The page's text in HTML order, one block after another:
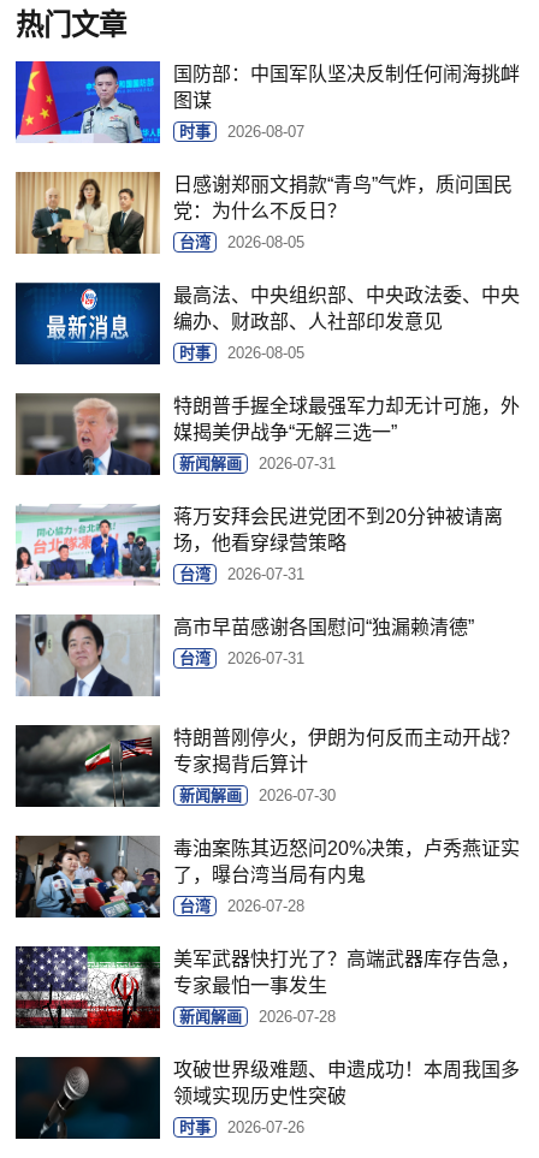
热门文章
国防部：中国军队坚决反制任何闹海挑衅
图谋
时事 2026-08-07
日感谢郑丽文捐款“青鸟”气炸，质问国民
党：为什么不反日？
台湾 2026-08-05
最高法、中央组织部、中央政法委、中央
编办、财政部、人社部印发意见
时事 2026-08-05
特朗普手握全球最强军力却无计可施，外
媒揭美伊战争“无解三选一”
新闻解画 2026-07-31
蒋万安拜会民进党团不到20分钟被请离
场，他看穿绿营策略
台湾 2026-07-31
高市早苗感谢各国慰问“独漏赖清德”
台湾 2026-07-31
特朗普刚停火，伊朗为何反而主动开战？
专家揭背后算计
新闻解画 2026-07-30
毒油案陈其迈怒问20%决策，卢秀燕证实
了，曝台湾当局有内鬼
台湾 2026-07-28
美军武器快打光了？高端武器库存告急，
专家最怕一事发生
新闻解画 2026-07-28
攻破世界级难题、申遗成功！本周我国多
领域实现历史性突破
时事 2026-07-26